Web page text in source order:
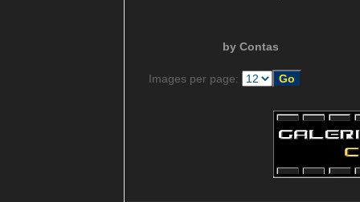
by Contas
Images per page: